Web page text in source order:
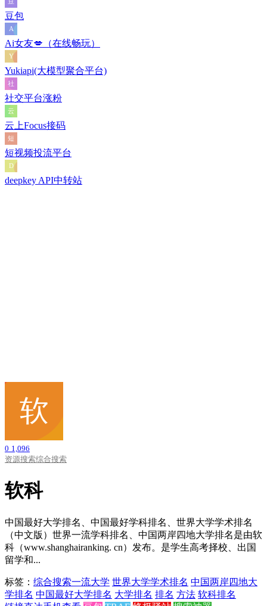
豆包
Ai女友💋（在线畅玩）
Yukiapi(大模型聚合平台)
社交平台涨粉
云上Focus接码
短视频投流平台
deepkey API中转站
0 1,096
资源搜索综合搜索
软科
中国最好大学排名、中国最好学科排名、世界大学学术排名
（中文版）世界一流学科排名、中国两岸四地大学排名是由软
科（www.shanghairanking. cn）发布。是学生高考择校、出国
留学和...
标签： 综合搜索一流大学 世界大学学术排名 中国两岸四地大
学排名 中国最好大学排名 大学排名 排名 方法 软科排名